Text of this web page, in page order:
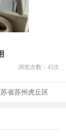
浏览次数： 43次
省苏州虎丘区